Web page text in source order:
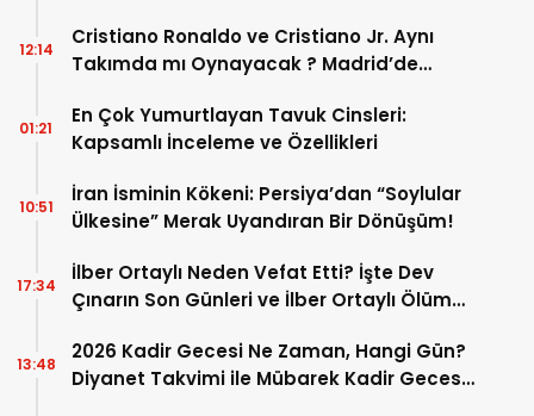
Cristiano Ronaldo ve Cristiano Jr. Aynı
Takımda mı Oynayacak ? Madrid’de
12:14
En Çok Yumurtlayan Tavuk Cinsleri:
Kapsamlı İnceleme ve Özellikleri
01:21
İran İsminin Kökeni: Persiya’dan “Soylular
Ülkesine” Merak Uyandıran Bir Dönüşüm!
10:51
İlber Ortaylı Neden Vefat Etti? İşte Dev
Çınarın Son Günleri ve İlber Ortaylı Ölüm
17:34
2026 Kadir Gecesi Ne Zaman, Hangi Gün?
Diyanet Takvimi ile Mübarek Kadir Gecesi
13:48